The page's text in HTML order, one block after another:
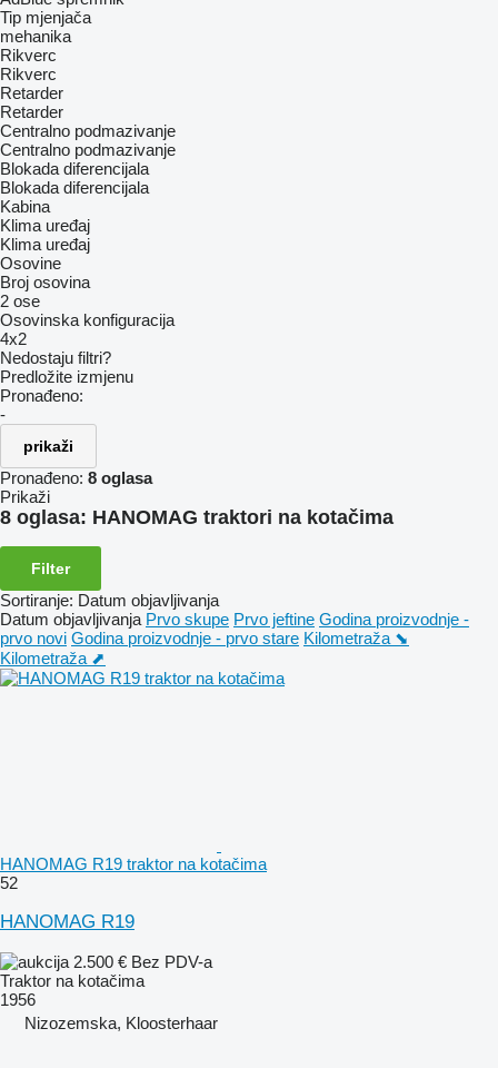
Tip mјenjača
mehanika
Rikverc
Rikverc
Retarder
Retarder
Centralno podmazivanje
Centralno podmazivanje
Blokada diferencijala
Blokada diferencijala
Kabina
Klima uređaj
Klima uređaj
Osovine
Broj osovina
2 ose
Osovinska konfiguracija
4x2
Nedostaju filtri?
Predložite izmjenu
Pronađeno:
-
prikaži
Pronađeno: 8 oglasa
Prikaži
8 oglasa: HANOMAG traktori na kotačima
Filter
Sortiranje: Datum objavljivanja
Datum objavljivanja Prvo skupe Prvo jeftine Godina proizvodnje -
prvo novi Godina proizvodnje - prvo stare Kilometraža ⬊
Kilometraža ⬈
HANOMAG R19 traktor na kotačima
52
HANOMAG R19
2.500 € Bez PDV-a
Traktor na kotačima
1956
Nizozemska, Kloosterhaar